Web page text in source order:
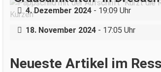
4. Dezember 2024- 19:09 Uhr
Nazigruppe sucht (und
Stress in der Dresdner
18. November 2024- 17:05 Uhr
Neueste Artikel im